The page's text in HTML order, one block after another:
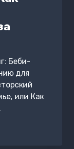
Беби-
для
или Как